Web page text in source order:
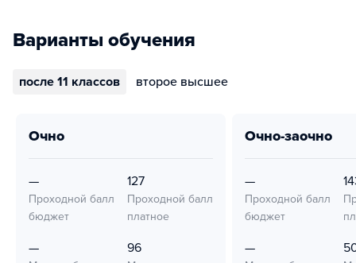
Варианты обучения
после 11 классов второе высшее
очно
—
Проходной балл
бюджет
127
Проходной балл
платное
— 96
очно-заочно
—
Проходной балл
бюджет
—